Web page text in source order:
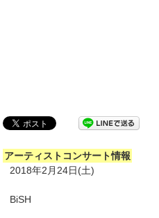
アーティストコンサート情報
2018年2月24日(土)
BiSH